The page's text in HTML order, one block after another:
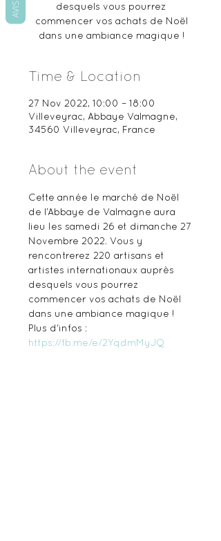
desquels vous pourrez
commencer vos achats de Noël
dans une ambiance magique !
Time & Location
27 Nov 2022, 10:00 – 18:00
Villeveyrac, Abbaye Valmagne,
34560 Villeveyrac, France
About the event
Cette année le marché de Noël
de l’Abbaye de Valmagne aura
lieu les samedi 26 et dimanche 27
Novembre 2022. Vous y
rencontrerez 220 artisans et
artistes internationaux auprès
desquels vous pourrez
commencer vos achats de Noël
dans une ambiance magique !
Plus d'infos :
https://fb.me/e/2YqdmMyJQ
AVIS